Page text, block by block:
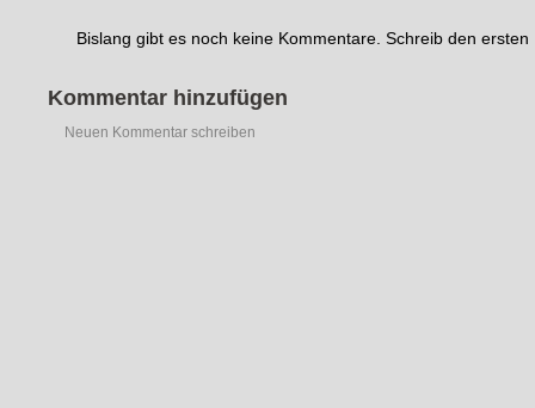
Bislang gibt es noch keine Kommentare. Schreib den ersten
Kommentar hinzufügen
Neuen Kommentar schreiben